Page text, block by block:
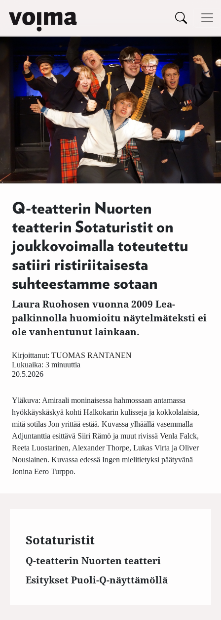
Siirry sisältöön
Päävalikko
Q-teatterin Nuorten
teatterin Sotaturistit on
joukkovoimalla toteutettu
satiiri ristiriitaisesta
suhteestamme sotaan
Laura Ruohosen vuonna 2009 Lea-
palkinnolla huomioitu näytelmäteksti ei
ole vanhentunut lainkaan.
20.5.2026
Kirjoittanut: TUOMAS RANTANEN
Lukuaika: 3 minuuttia
Yläkuva: Amiraali moninaisessa hahmossaan antamassa
hyökkäyskäskyä kohti Halkokarin kulisseja ja kokkolalaisia,
mitä sotilas Jon yrittää estää. Kuvassa ylhäällä vasemmalla
Adjuntanttia esittävä Siiri Rämö ja muut rivissä Venla Falck,
Reeta Luostarinen, Alexander Thorpe, Lukas Virta ja Oliver
Nousiainen. Kuvassa edessä Ingen mielitietyksi päätyvänä
Jonina Eero Turppo.
Sotaturistit
Q-teatterin Nuorten teatteri
Esitykset Puoli-Q-näyttämöllä